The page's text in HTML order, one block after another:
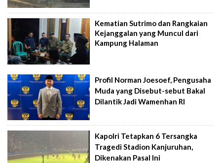
Kematian Sutrimo dan Rangkaian
Kejanggalan yang Muncul dari
Kampung Halaman
Profil Norman Joesoef, Pengusaha
Muda yang Disebut-sebut Bakal
Dilantik Jadi Wamenhan RI
Kapolri Tetapkan 6 Tersangka
Tragedi Stadion Kanjuruhan,
Dikenakan Pasal Ini